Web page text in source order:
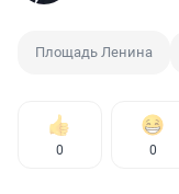
Площадь Ленина
0 0